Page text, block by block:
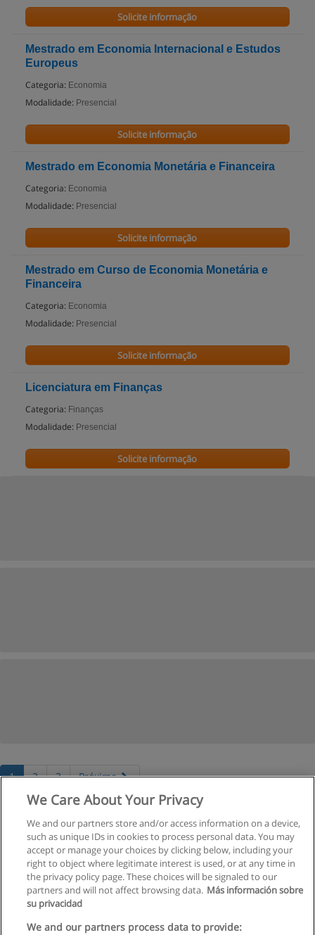
Solicite informação
Mestrado em Economia Internacional e Estudos
Europeus
Categoria: Economia
Modalidade: Presencial
Solicite informação
Mestrado em Economia Monetária e Financeira
Categoria: Economia
Modalidade: Presencial
Solicite informação
Mestrado em Curso de Economia Monetária e
Financeira
Categoria: Economia
Modalidade: Presencial
Solicite informação
Licenciatura em Finanças
Categoria: Finanças
Modalidade: Presencial
Solicite informação
1 2 3 Próxima
Veja cursos históricos
Regras de uso
We Care About Your Privacy
We and our partners store and/or access information on a device,
such as unique IDs in cookies to process personal data. You may
accept or manage your choices by clicking below, including your
right to object where legitimate interest is used, or at any time in
the privacy policy page. These choices will be signaled to our
partners and will not affect browsing data. Más información sobre
su privacidad
We and our partners process data to provide: